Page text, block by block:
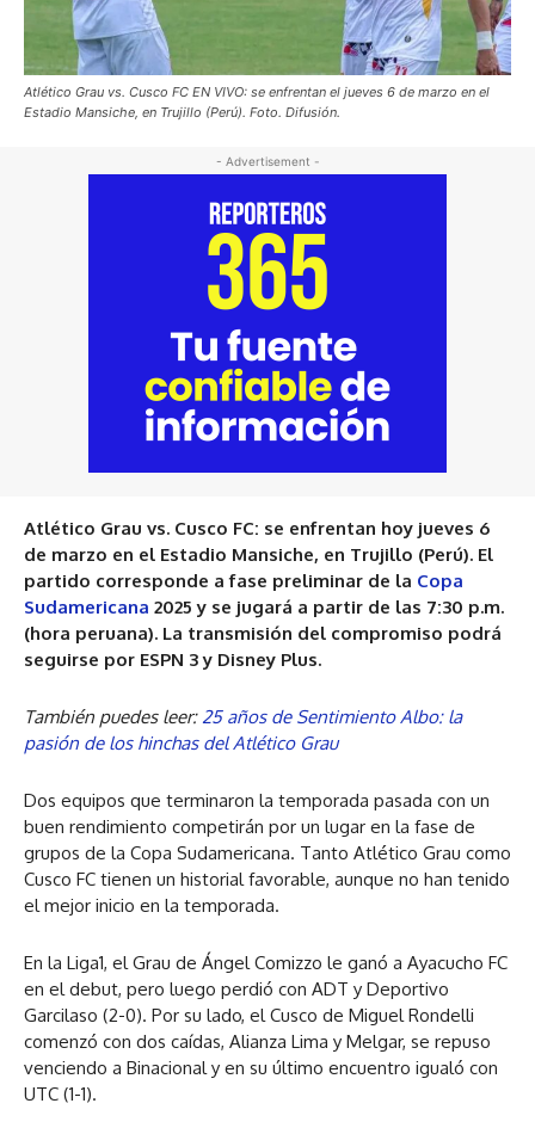
Atlético Grau vs. Cusco FC EN VIVO: se enfrentan el jueves 6 de marzo en el
Estadio Mansiche, en Trujillo (Perú). Foto. Difusión.
- Advertisement -
Atlético Grau vs. Cusco FC: se enfrentan hoy jueves 6
de marzo en el Estadio Mansiche, en Trujillo (Perú). El
partido corresponde a fase preliminar de la Copa
Sudamericana 2025 y se jugará a partir de las 7:30 p.m.
(hora peruana). La transmisión del compromiso podrá
seguirse por ESPN 3 y Disney Plus.
También puedes leer:25 años de Sentimiento Albo: la
pasión de los hinchas del Atlético Grau
Dos equipos que terminaron la temporada pasada con un
buen rendimiento competirán por un lugar en la fase de
grupos de la Copa Sudamericana. Tanto Atlético Grau como
Cusco FC tienen un historial favorable, aunque no han tenido
el mejor inicio en la temporada.
En la Liga1, el Grau de Ángel Comizzo le ganó a Ayacucho FC
en el debut, pero luego perdió con ADT y Deportivo
Garcilaso (2-0). Por su lado, el Cusco de Miguel Rondelli
comenzó con dos caídas, Alianza Lima y Melgar, se repuso
venciendo a Binacional y en su último encuentro igualó con
UTC (1-1).